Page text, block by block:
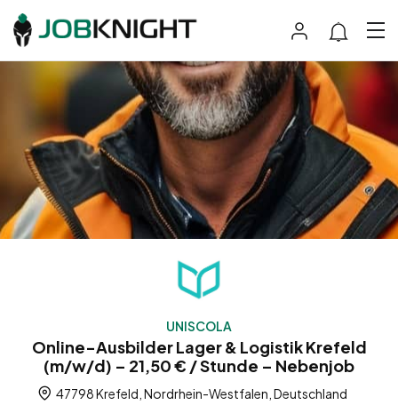
UNISCOLA
Online-Ausbilder Lager & Logistik Krefeld
(m/w/d) – 21,50 € / Stunde – Nebenjob
47798 Krefeld, Nordrhein-Westfalen, Deutschland